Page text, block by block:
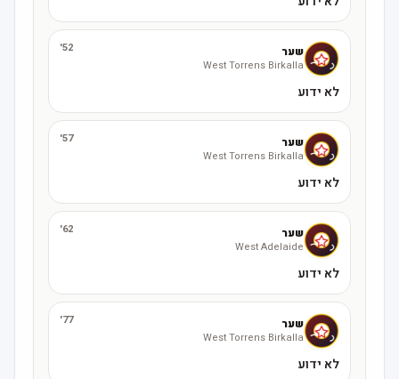
שער
West Torrens Birkalla
לא ידוע
שער
West Torrens Birkalla
לא ידוע
שער
West Adelaide
לא ידוע
שער
West Torrens Birkalla
לא ידוע